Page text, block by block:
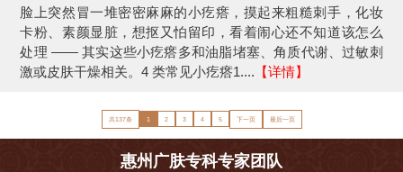
脸上突然冒一堆密密麻麻的小疙瘩，摸起来粗糙刺手，化妆
卡粉、素颜显脏，想抠又怕留印，看着闹心还不知道该怎么
处理 —— 其实这些小疙瘩多和油脂堵塞、角质代谢、过敏刺
激或皮肤干燥相关。4 类常见小疙瘩1.... 【详情】
共137条 1 2 3 4 5 下一页 最后一页
惠州广肤专科专家团队